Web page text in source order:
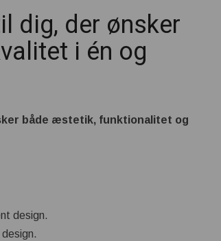
dig, der ønsker
i én og
både æstetik, funktionalitet og